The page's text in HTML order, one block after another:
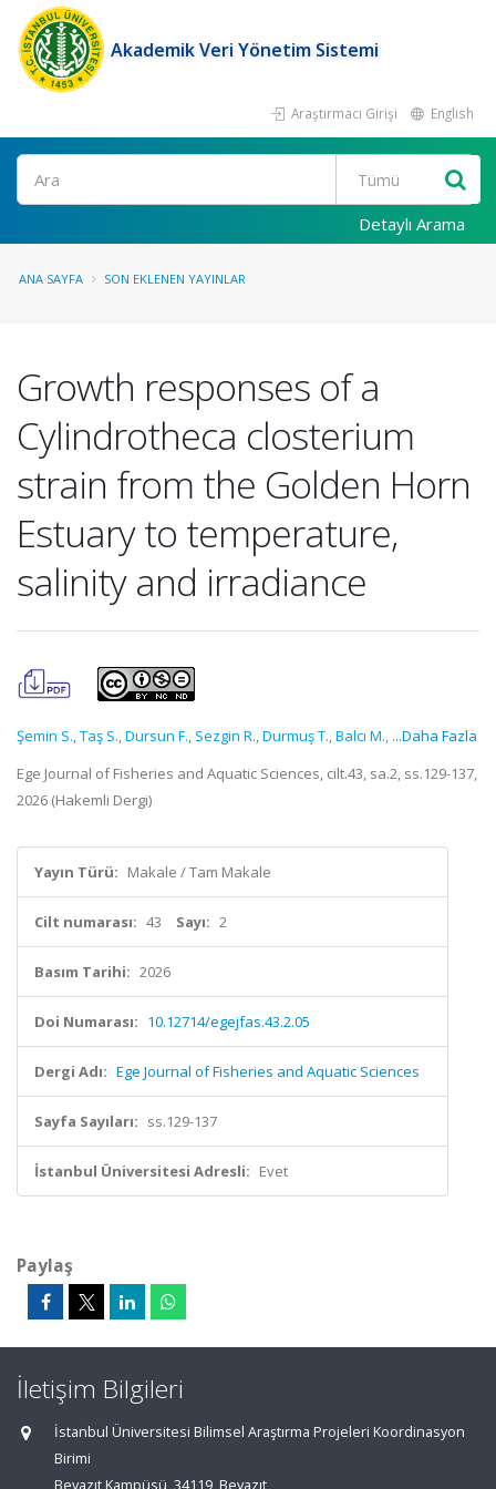
Akademik Veri Yönetim Sistemi
Araştırmacı Girişi English
Ara
Detaylı Arama
ANA SAYFA SON EKLENEN YAYINLAR
Growth responses of a
Cylindrotheca closterium
strain from the Golden Horn
Estuary to temperature,
salinity and irradiance
Şemin S.,Taş S.,Dursun F., Sezgin R.,Durmuş T.,Balcı M., ...Daha Fazla
Ege Journal of Fisheries and Aquatic Sciences, cilt.43, sa.2, ss.129-137,
2026 (Hakemli Dergi)
Yayın Türü: Makale / Tam Makale
Cilt numarası: 43 Sayı: 2
Basım Tarihi: 2026
Doi Numarası: 10.12714/egejfas.43.2.05
Dergi Adı: Ege Journal of Fisheries and Aquatic Sciences
Sayfa Sayıları: ss.129-137
İstanbul Üniversitesi Adresli: Evet
Paylaş
İletişim Bilgileri
İstanbul Üniversitesi Bilimsel Araştırma Projeleri Koordinasyon
Birimi
Beyazıt Kampüsü, 34119, Beyazıt